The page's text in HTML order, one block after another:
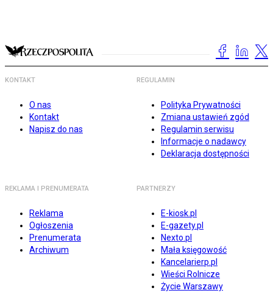
KONTAKT
O nas
Kontakt
Napisz do nas
REGULAMIN
Polityka Prywatności
Zmiana ustawień zgód
Regulamin serwisu
Informacje o nadawcy
Deklaracja dostępności
REKLAMA I PRENUMERATA
Reklama
Ogłoszenia
Prenumerata
Archiwum
PARTNERZY
E-kiosk.pl
E-gazety.pl
Nexto.pl
Mała księgowość
Kancelarierp.pl
Wieści Rolnicze
Życie Warszawy